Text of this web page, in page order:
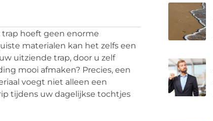
hoeft geen enorme
materialen kan het zelfs een
uitziende trap, door u zelf
mooi afmaken? Precies, een
voegt niet alleen een
tijdens uw dagelijkse tochtjes